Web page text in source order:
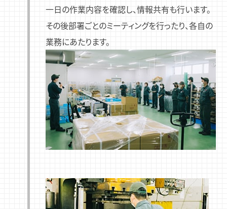
一日の作業内容を確認し、情報共有も行います。
その後部署ごとのミーティングを行ったり、各自の
業務にあたります。